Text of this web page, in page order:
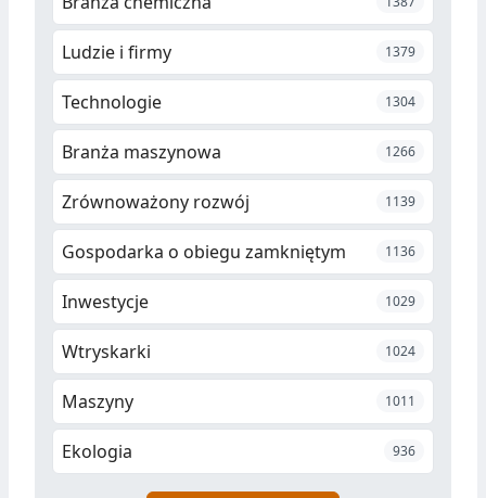
Ludzie i firmy 1379
Technologie 1304
Branża maszynowa 1266
Zrównoważony rozwój 1139
Gospodarka o obiegu zamkniętym 1136
Inwestycje 1029
Wtryskarki 1024
Maszyny 1011
Ekologia 936